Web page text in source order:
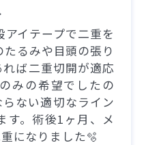
イテープで二重を
るみや目頭の張り
ば二重切開が適応
みの希望でしたの
ない適切なライン
す。術後1ヶ月、メ
になりました🫧